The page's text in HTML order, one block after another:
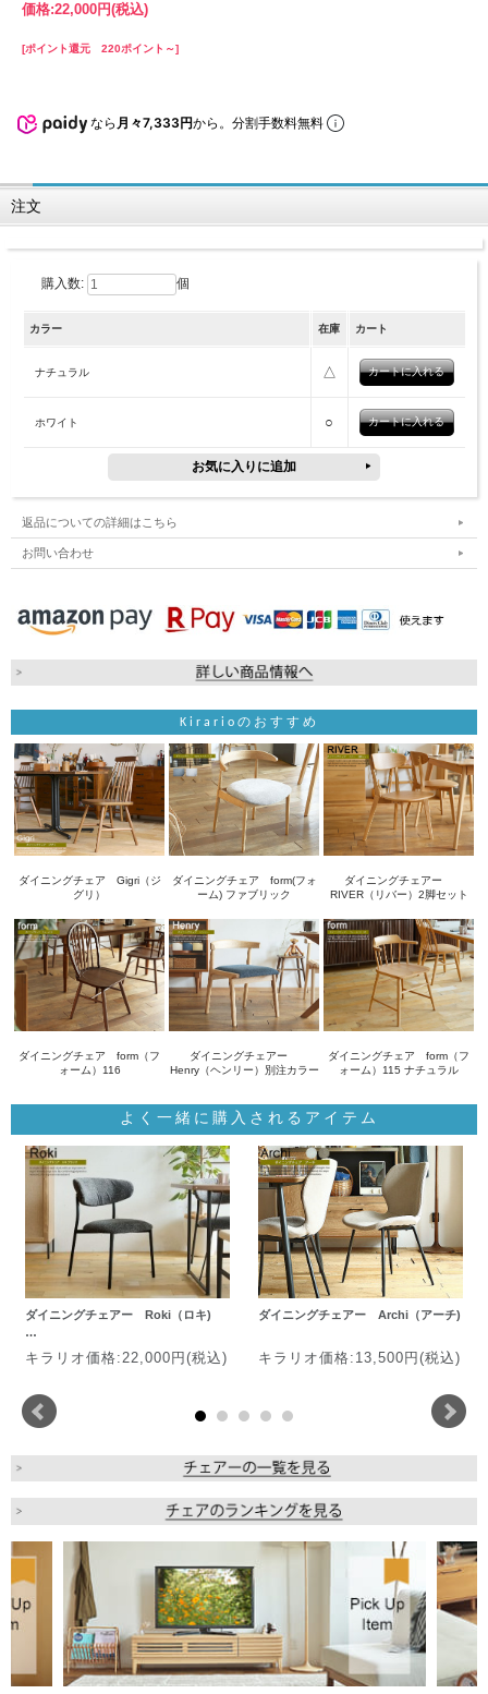
価格:22,000円(税込)
[ポイント還元 220ポイント～]
なら 月々7,333円から。分割手数料無料
注文
購入数: 個
カラー 在庫 カート
ナチュラル △
ホワイト ○
返品についての詳細はこちら
お問い合わせ
Kirarioのおすすめ
ダイニングチェア Gigri（ジ
グリ）
ダイニングチェア form(フォ
ーム) ファブリック
ダイニングチェアー
RIVER（リバー）2脚セット
ダイニングチェア form（フ
ォーム）116
ダイニングチェアー
Henry（ヘンリー）別注カラー
ダイニングチェア form（フ
ォーム）115 ナチュラル
よく一緒に購入されるアイテム
ダイニングチェアー Roki（ロキ)
…
キラリオ価格:22,000円(税込)
ダイニングチェアー Archi（アーチ)
キラリオ価格:13,500円(税込)